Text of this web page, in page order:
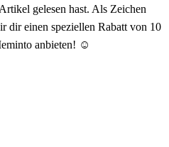
gelesen hast. Als Zeichen
dir einen speziellen Rabatt von 10
anbieten! ☺️